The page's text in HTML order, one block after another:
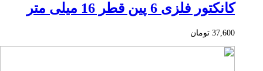
کانکتور فلزی 6 پین قطر 16 میلی متر
37,600 تومان